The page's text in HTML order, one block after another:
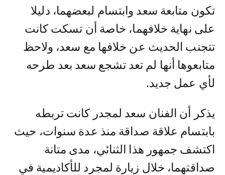
تكون متابعة سعد وابتسام لبعضهما، دليلا
على نهاية خلافهما، خاصة أن تسكت كانت
تتجنب الحديث عن خلافها مع سعد، ولاحظ
متابعوها أنها لم تعد تشجع سعد بعد طرحه
لأي عمل جديد.
يذكر أن الفنان سعد لمجدر كانت تربطه
بابتسام علاقة صداقة منذ عدة سنوات، حيث
اكتشف جمهور هذا الثنائي، مدى متانة
صداقتهما، خلال زيارة لمجرد للأكاديمية في